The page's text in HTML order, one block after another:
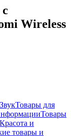
Wireless
ЗвукТовары для
Товары
Красота и
товары и